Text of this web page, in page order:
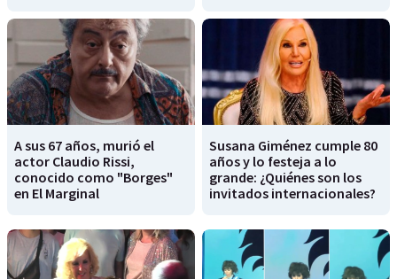
A sus 67 años, murió el
actor Claudio Rissi,
conocido como "Borges"
en El Marginal
Susana Giménez cumple 80
años y lo festeja a lo
grande: ¿Quiénes son los
invitados internacionales?